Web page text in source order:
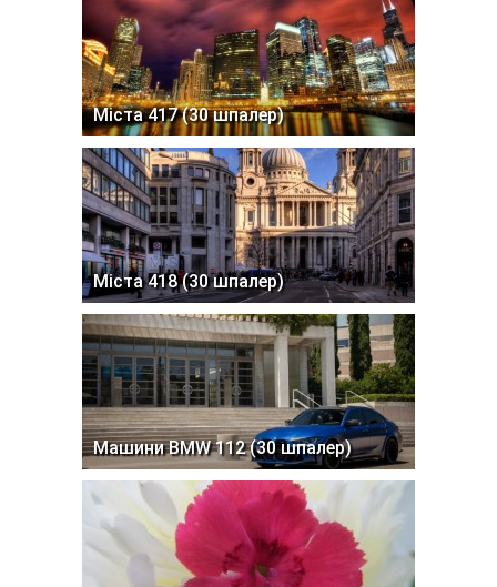
Міста 417 (30 шпалер)
Міста 418 (30 шпалер)
Машини BMW 112 (30 шпалер)